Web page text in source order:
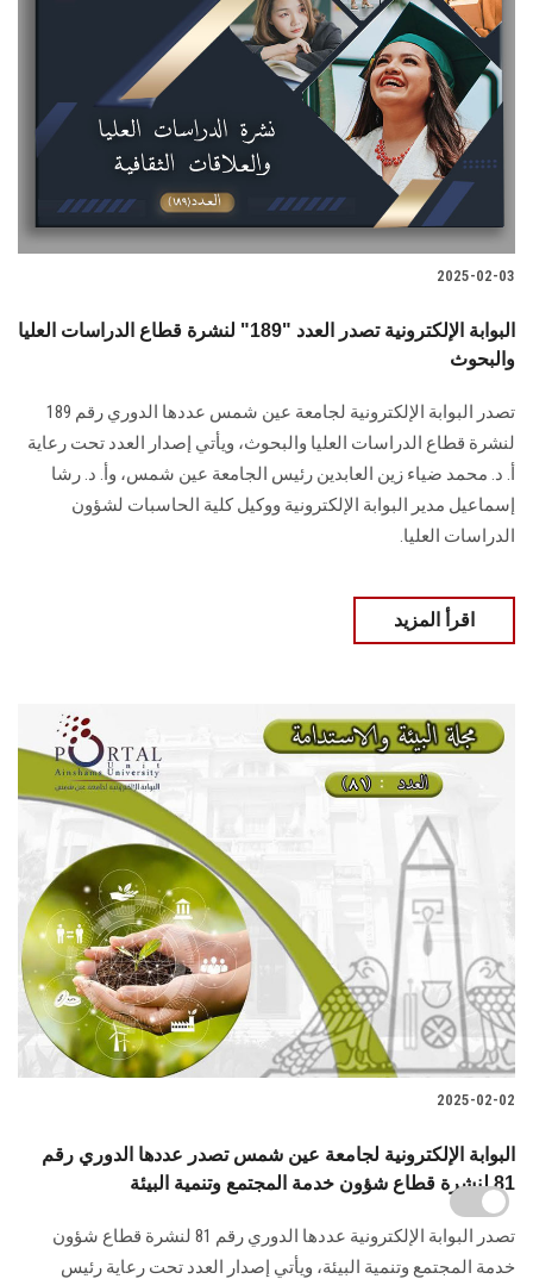
2025-02-03
البوابة الإلكترونية تصدر العدد "189" لنشرة قطاع الدراسات العليا
والبحوث
تصدر البوابة الإلكترونية لجامعة عين شمس عددها الدوري رقم 189
لنشرة قطاع الدراسات ‏العليا والبحوث‎، ويأتي إصدار العدد تحت رعاية
أ. د. محمد ضياء زين العابدين رئيس الجامعة عين شمس، وأ. د. ‏رشا
إسماعيل مدير البوابة الإلكترونية ووكيل كلية الحاسبات لشؤون
‏الدراسات العليا.
اقرأ المزيد
2025-02-02
البوابة الإلكترونية لجامعة عين شمس تصدر عددها الدوري رقم
81 لنشرة قطاع شؤون خدمة المجتمع وتنمية البيئة
تصدر البوابة الإلكترونية عددها الدوري رقم 81 لنشرة قطاع شؤون
خدمة ‏المجتمع وتنمية البيئة‎، ويأتي إصدار العدد تحت رعاية رئيس